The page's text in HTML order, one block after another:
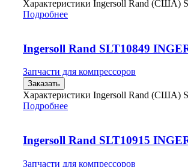
Характеристики Ingersoll Rand (США)
Подробнее
Ingersoll Rand SLT10849
Запчасти для компрессоров
Заказать
Характеристики Ingersoll Rand (США)
Подробнее
Ingersoll Rand SLT10915
Запчасти для компрессоров